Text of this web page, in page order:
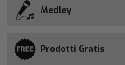
Medley
Prodotti Gratis